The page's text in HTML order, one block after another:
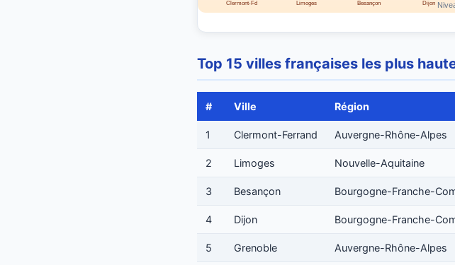
Clermont-Fd Limoges Besançon Dijon
Top 15 villes françaises les plus
# Ville Région
1 Clermont-Ferrand Auvergne-Rhône-Alpes
2 Limoges Nouvelle-Aquitaine
3 Besançon Bourgogne-Franche-
4 Dijon Bourgogne-Franche-
5 Grenoble Auvergne-Rhône-Alpes